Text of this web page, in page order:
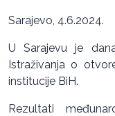
Sarajevo, 4.6.2024.
U Sarajevu je
Istraživanja o
institucije BiH.
Rezultati